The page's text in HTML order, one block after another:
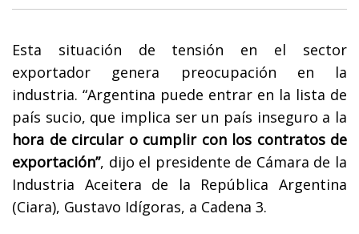
Esta situación de tensión en el sector
exportador genera preocupación en la
industria. “Argentina puede entrar en la lista de
país sucio, que implica ser un país inseguro a la
hora de circular o cumplir con los contratos de
exportación”, dijo el presidente de Cámara de la
Industria Aceitera de la República Argentina
(Ciara), Gustavo Idígoras, a Cadena 3.